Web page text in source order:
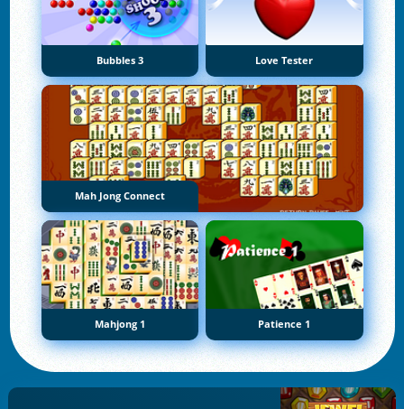
Bubbles 3 Love Tester
Mah Jong Connect
Mahjong 1 Patience 1